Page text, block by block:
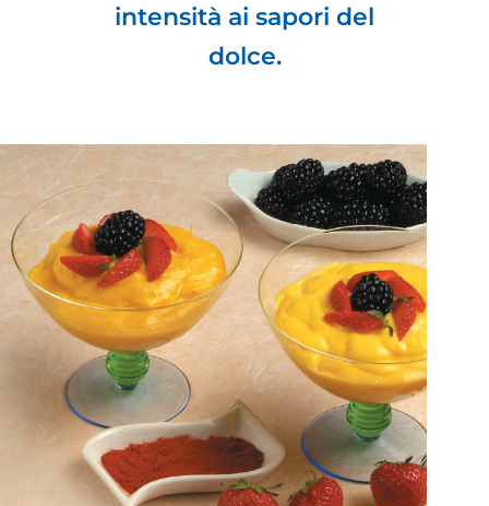
intensità ai sapori del
dolce.